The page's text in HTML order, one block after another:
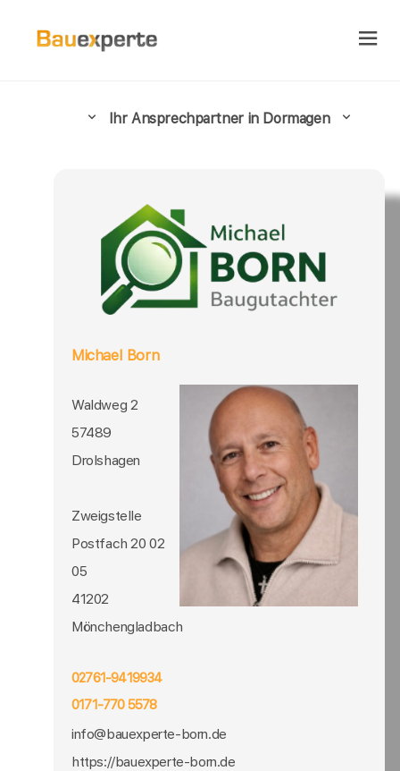
Ihr Ansprechpartner in Dormagen
Michael Born
Waldweg 2
57489
Drolshagen
Zweigstelle
Postfach 20 02
05
41202
Mönchengladbach
02761-9419934
0171-770 5578
info@bauexperte-born.de
https://bauexperte-born.de